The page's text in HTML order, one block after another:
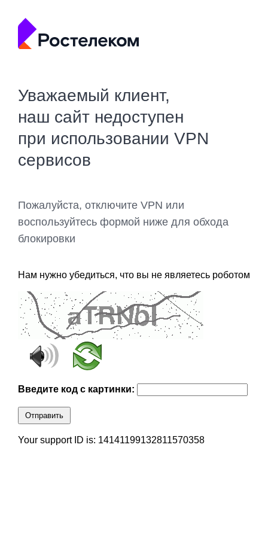
Уважаемый клиент,
наш сайт недоступен
при использовании VPN
сервисов
Пожалуйста, отключите VPN или
воспользуйтесь формой ниже для обхода
блокировки
Нам нужно убедиться, что вы не являетесь роботом
Введите код с картинки:
Отправить
Your support ID is: 14141199132811570358